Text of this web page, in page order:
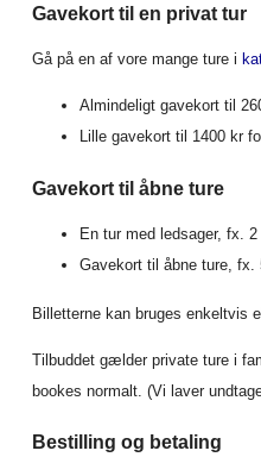
Gavekort til en privat tur
Gå på en af vore mange ture i
Almindeligt gavekort til
Lille gavekort til 1400 kr
Gavekort til åbne ture
En tur med ledsager, fx. 2
Gavekort til åbne ture, fx.
Billetterne kan bruges enkeltvis
Tilbuddet gælder private ture i
bookes normalt. (Vi laver
Bestilling og betaling